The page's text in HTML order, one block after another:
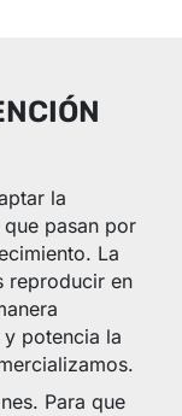
la
pasan por
La
reproducir en
potencia la
Para que